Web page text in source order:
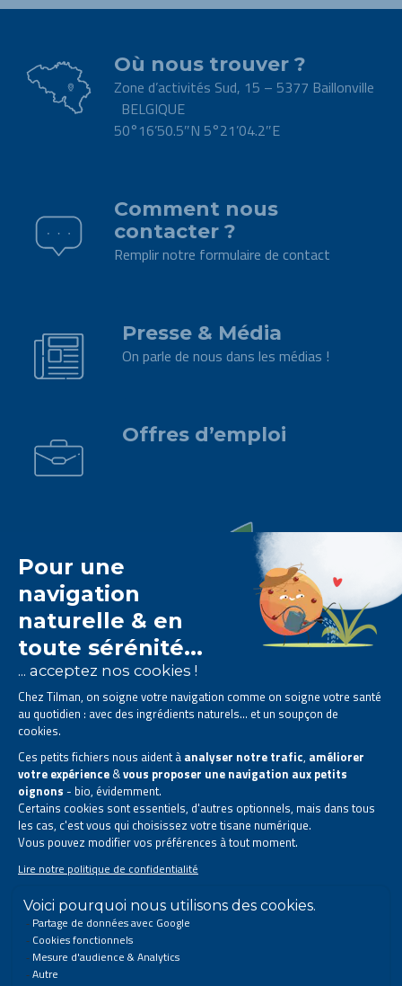
Où nous trouver ?
Zone d’activités Sud, 15 – 5377 Baillonville
BELGIQUE
50°16’50.5″N 5°21’04.2″E
Comment nous
contacter ?
Remplir notre formulaire de contact
Presse & Média
On parle de nous dans les médias !
Offres d’emploi
Le laboratoire Tilman estspécialisé dans la
Il vous propose dessolutions naturelles à base de
plantes.
Des produits conçus pour améliorer votre quotidien.
Tous droits réservés. © 2026 Tilman
Ce site a été créé et est géré conformément au droit belge.